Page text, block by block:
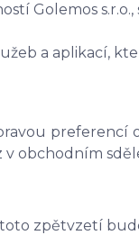
Golemos
a aplikací,
preferencí
v obchodním
zpětvzetí